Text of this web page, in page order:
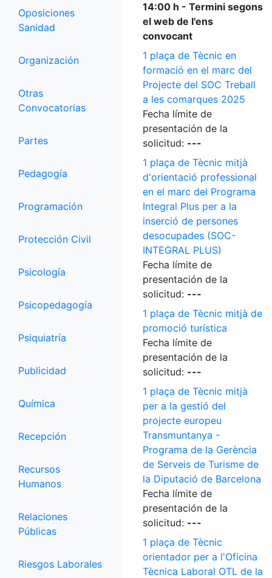
Oposiciones
Sanidad
Organización
Otras
Convocatorias
Partes
Pedagogía
Programación
Protección Civil
Psicología
Psicopedagogía
Psiquiatría
Publicidad
Química
Recepción
Recursos
Humanos
Relaciones
Públicas
Riesgos Laborales
14:00 h - Termini segons
el web de l'ens
convocant
1 plaça de Tècnic en
formació en el marc del
Projecte del SOC Treball
a les comarques 2025
Fecha límite de
presentación de la
solicitud: ---
1 plaça de Tècnic mitjà
d'orientació professional
en el marc del Programa
Integral Plus per a la
inserció de persones
desocupades (SOC-
INTEGRAL PLUS)
Fecha límite de
presentación de la
solicitud: ---
1 plaça de Tècnic mitjà de
promoció turística
Fecha límite de
presentación de la
solicitud: ---
1 plaça de Tècnic mitjà
per a la gestió del
projecte europeu
Transmuntanya -
Programa de la Gerència
de Serveis de Turisme de
la Diputació de Barcelona
Fecha límite de
presentación de la
solicitud: ---
1 plaça de Tècnic
orientador per a l'Oficina
Tècnica Laboral OTL de la